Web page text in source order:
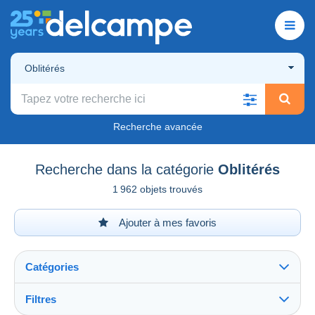
Oblitérés
Recherche avancée
Recherche dans la catégorie Oblitérés
1 962 objets trouvés
Ajouter à mes favoris
Catégories
Filtres